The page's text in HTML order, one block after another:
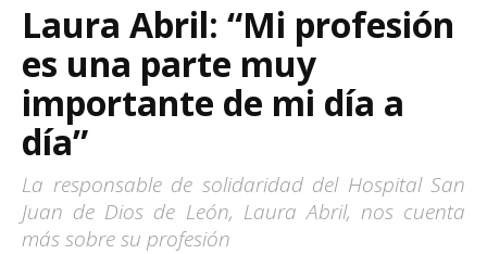
Laura Abril: “Mi profesión
es una parte muy
importante de mi día a
día”
La responsable de solidaridad del Hospital San
Juan de Dios de León, Laura Abril, nos cuenta
más sobre su profesión